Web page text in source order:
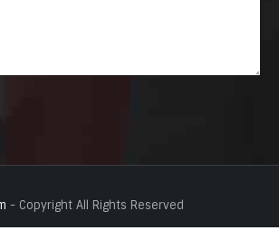
- Copyright All Rights Reserved